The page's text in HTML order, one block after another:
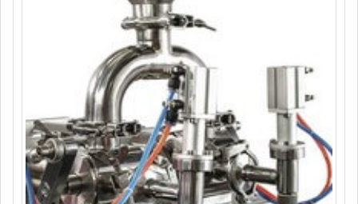
responsável, características possíveis pelo fato de a
empresa ter escritório de alta qualidade onde são realizadas
as atividades e tecnologia de ponta. Tudo isso, unido a um
time de colaboradores proativos e trabalhadores de alta
qualidade, comprova sua essência de trazer o melhor para
todos os clientes.Aproveite a visita para acessar o nosso
site e saber mais sobre a empresa, nossos serviços e
produtos. Se preferir, entre em contato com um dos nossos
consultores e solicite um orçamento!